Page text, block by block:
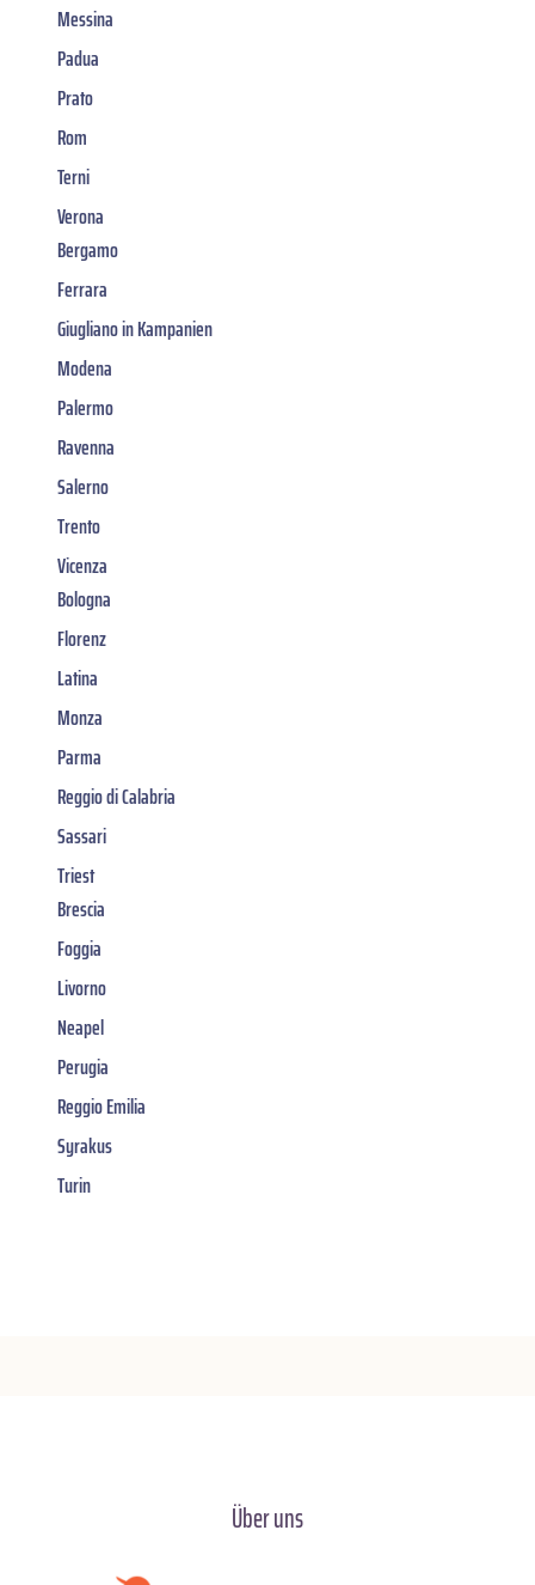
Messina
Padua
Prato
Rom
Terni
Verona
Bergamo
Ferrara
Giugliano in Kampanien
Modena
Palermo
Ravenna
Salerno
Trento
Vicenza
Bologna
Florenz
Latina
Monza
Parma
Reggio di Calabria
Sassari
Triest
Brescia
Foggia
Livorno
Neapel
Perugia
Reggio Emilia
Syrakus
Turin
Über uns